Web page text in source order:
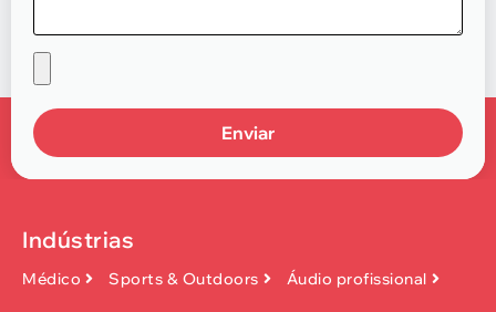
Enviar
Indústrias
Médico Sports & Outdoors Áudio profissional